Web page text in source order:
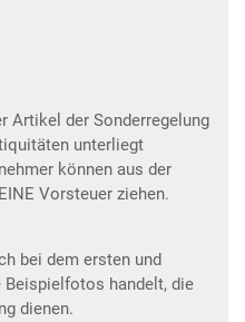
Artikel der Sonderregelung
unterliegt
können aus der
Vorsteuer ziehen.
bei dem ersten und
Beispielfotos handelt, die
dienen.